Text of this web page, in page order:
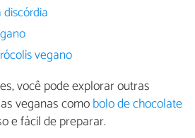
vegano
você pode explorar outras
veganas comobolo de chocolate
e fácil de preparar.